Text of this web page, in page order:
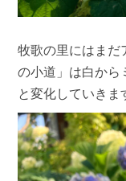
牧歌の里にはまだ
の小道」は白から
と変化していきま